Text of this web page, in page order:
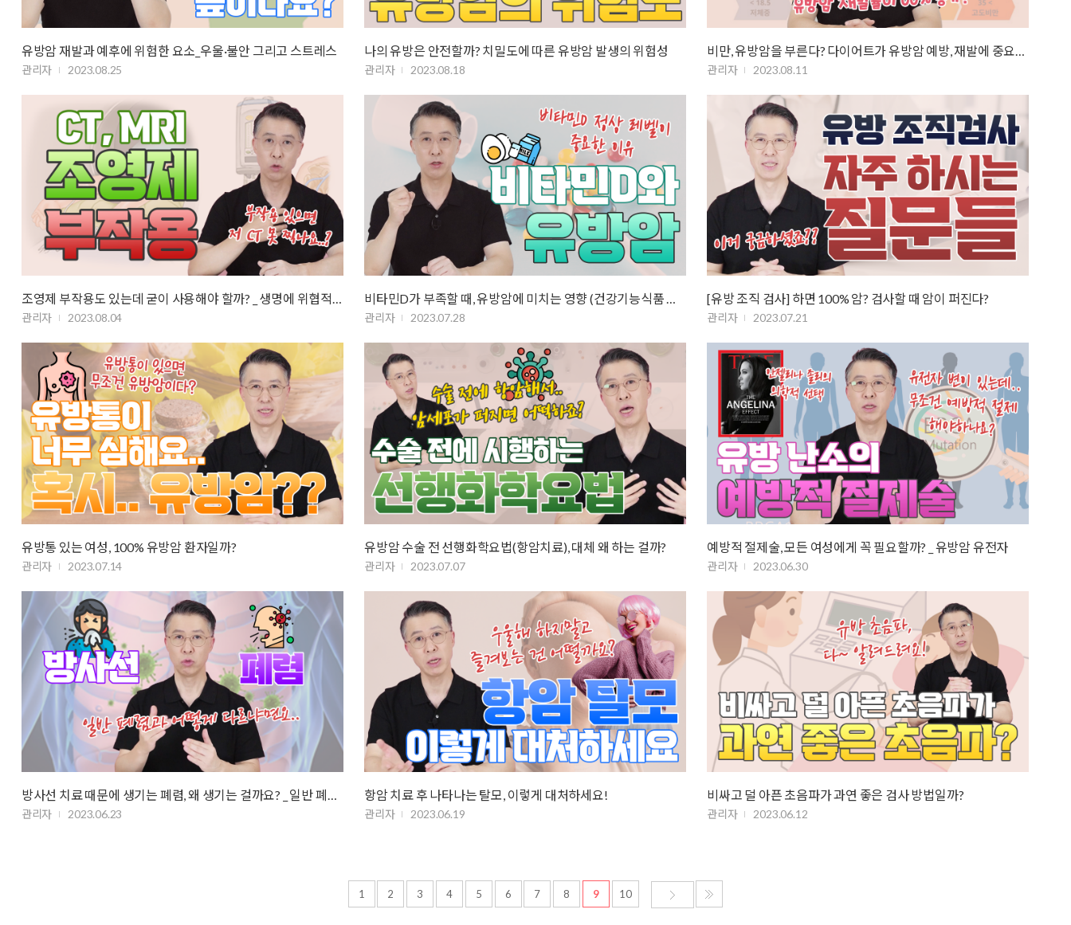
유방암 재발과 예후에 위험한 요소_우울·불안 그리고 스트레스
관리자 2023.08.25
나의 유방은 안전할까? 치밀도에 따른 유방암 발생의 위험성
관리자 2023.08.18 관리자 2023.08.11
조영제 부작용도 있는데 굳이 사용해야 할까? _ 생명에 위협적인 아나필락시…
관리자 2023.08.04
비타민D가 부족할 때, 유방암에 미치는 영향 (건강기능식품 섭취)
관리자 2023.07.28
[유방 조직 검사] 하면 100% 암? 검사할 때 암이 퍼진다?
관리자 2023.07.21
유방통 있는 여성, 100% 유방암 환자일까?
관리자 2023.07.14
유방암 수술 전 선행화학요법(항암치료), 대체 왜 하는 걸까?
관리자 2023.07.07
예방적 절제술, 모든 여성에게 꼭 필요할까? _ 유방암 유전자
관리자 2023.06.30
방사선 치료 때문에 생기는 폐렴, 왜 생기는 걸까요? _ 일반 폐렴과 다른 …
관리자 2023.06.23
항암 치료 후 나타나는 탈모, 이렇게 대처하세요!
관리자 2023.06.19
비싸고 덜 아픈 초음파가 과연 좋은 검사 방법일까?
관리자 2023.06.12
1 2 3 4 5 6 7 8 9 10